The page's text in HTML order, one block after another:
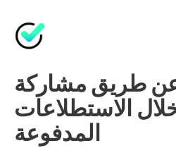
طريق مشاركة
الاستطلاعات
المدفوعة